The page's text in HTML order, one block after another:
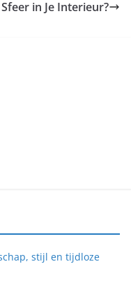
in Je Interieur?
stijl en tijdloze